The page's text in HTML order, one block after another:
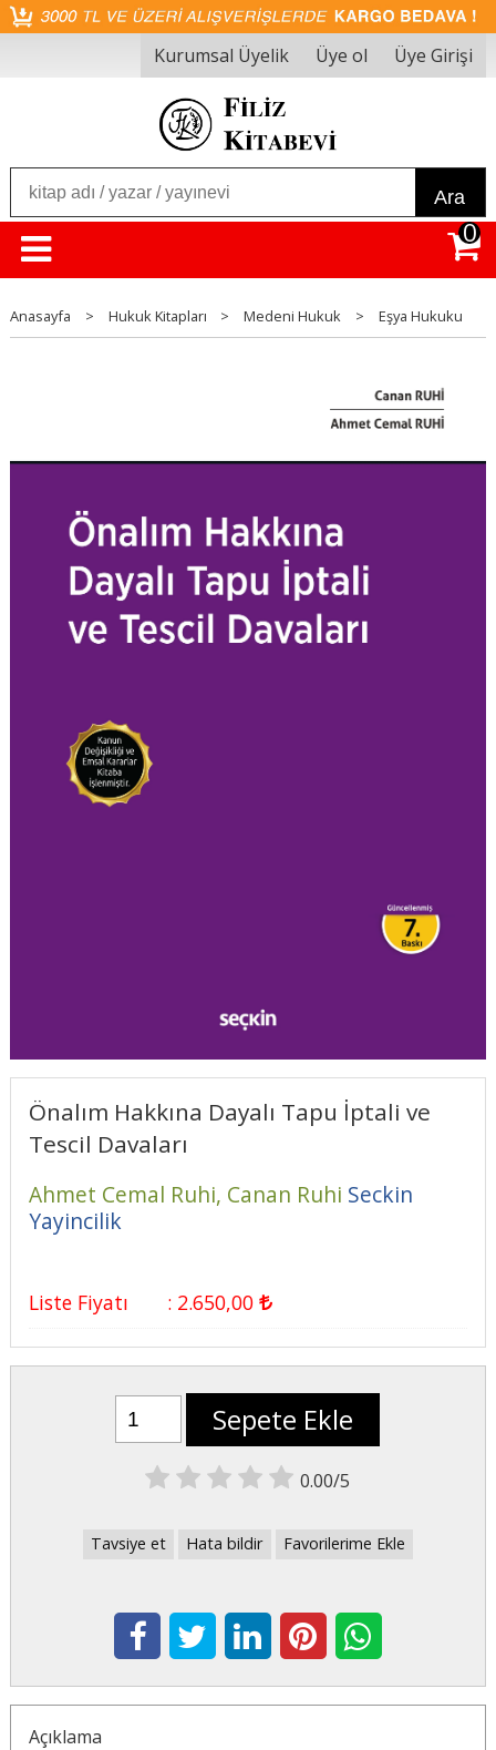
Kurumsal Üyelik Üye ol Üye Girişi
Ara
0
Anasayfa > Hukuk Kitapları > Medeni Hukuk > Eşya Hukuku
Önalım Hakkına Dayalı Tapu İptali ve
Tescil Davaları
Ahmet Cemal Ruhi, Canan Ruhi Seckin
Yayincilik
Liste Fiyatı : 2.650,00
Sepete Ekle
0.00/5
Tavsiye et Hata bildir Favorilerime Ekle
Açıklama